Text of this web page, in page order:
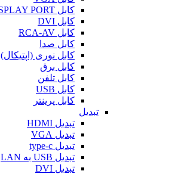
کابل DISPLAY PORT
کابل DVI
کابل RCA-AV
کابل صدا
کابل نوری (اپتیکال)
کابل برق
کابل تلفن
کابل USB
کابل پرینتر
تبدیل
تبدیل HDMI
تبدیل VGA
تبدیل type-c
تبدیل USB به LAN
تبدیل DVI